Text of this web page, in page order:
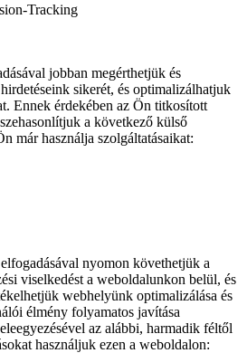
Tracking
jobban megérthetjük és
sikerét, és optimalizálhatjuk
Ennek érdekében az Ön titkosított
a következő külső
már használja szolgáltatásaikat:
nyomon követhetjük a
viselkedést a weboldalunkon belül, és
webhelyünk optimalizálása és
élmény folyamatos javítása
az alábbi, harmadik féltől
használjuk ezen a weboldalon: